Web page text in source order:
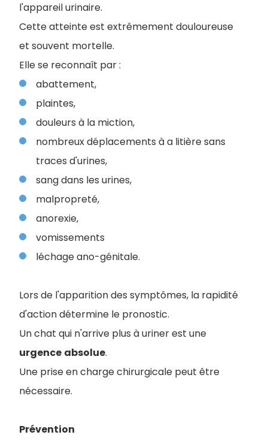
l'appareil urinaire.
Cette atteinte est extrêmement douloureuse
et souvent mortelle.
Elle se reconnaît par :
abattement,
plaintes,
douleurs à la miction,
nombreux déplacements à a litière sans
traces d'urines,
sang dans les urines,
malpropreté,
anorexie,
vomissements
léchage ano-génitale.
Lors de l'apparition des symptômes, la rapidité
d'action détermine le pronostic.
Un chat qui n'arrive plus à uriner est une
urgence absolue.
Une prise en charge chirurgicale peut être
nécessaire.
Prévention